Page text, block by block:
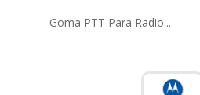
Goma PTT Para Radio...